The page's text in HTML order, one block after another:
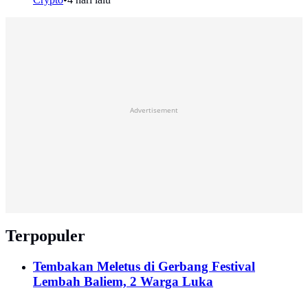
Advertisement
Terpopuler
Tembakan Meletus di Gerbang Festival
Lembah Baliem, 2 Warga Luka